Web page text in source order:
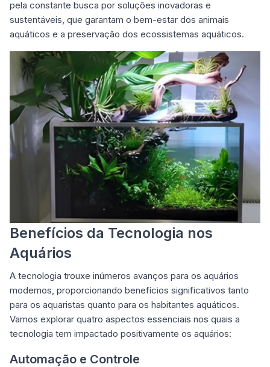
pela constante busca por soluções inovadoras e
sustentáveis, que garantam o bem-estar dos animais
aquáticos e a preservação dos ecossistemas aquáticos.
Benefícios da Tecnologia nos
Aquários
A tecnologia trouxe inúmeros avanços para os aquários
modernos, proporcionando benefícios significativos tanto
para os aquaristas quanto para os habitantes aquáticos.
Vamos explorar quatro aspectos essenciais nos quais a
tecnologia tem impactado positivamente os aquários:
Automação e Controle